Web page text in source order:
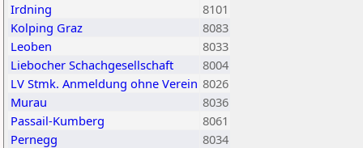
Irdning
8101
Kolping Graz
8083
Leoben
8033
Liebocher Schachgesellschaft
8004
LV Stmk. Anmeldung ohne Verein 8026
Murau
8036
Passail-Kumberg
8061
Pernegg
8034